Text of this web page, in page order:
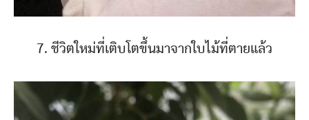
7. ชีวิตใหม่ที่เติบโตขึ้นมาจากใบไม้ที่ตายแล้ว